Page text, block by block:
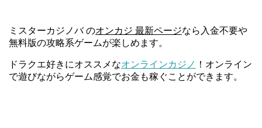
ミスターカジノバ のオンカジ 最新ページなら入金不要や
無料版の攻略系ゲームが楽しめます。
ドラクエ好きにオススメなオンラインカジノ ！オンライン
で遊びながらゲーム感覚でお金も稼ぐことができます。